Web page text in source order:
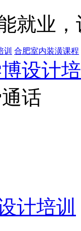
就业
训 合肥室内装潢课程
设计
话
计培训